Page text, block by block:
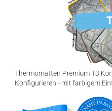
Thermomatten Premium T3
Konfigurieren - mit farbigem